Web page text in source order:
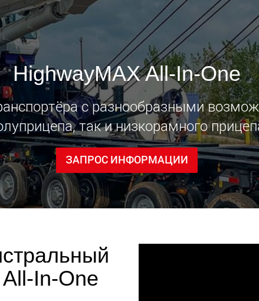
до 500 т
для
HighwayMAX All-In-One
с разнообразными
так и низкорамного
ЗАПРОС ИНФОРМАЦИИ
In-One